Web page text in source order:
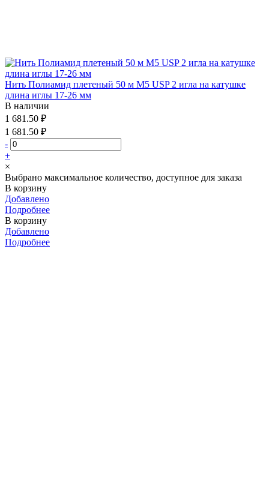
Нить Полиамид плетеный 50 м М5 USP 2 игла на катушке
длина иглы 17-26 мм
В наличии
1 681.50 ₽
1 681.50 ₽
-
+
×
Выбрано максимальное количество, доступное для заказа
В корзину
Добавлено
Подробнее
В корзину
Добавлено
Подробнее